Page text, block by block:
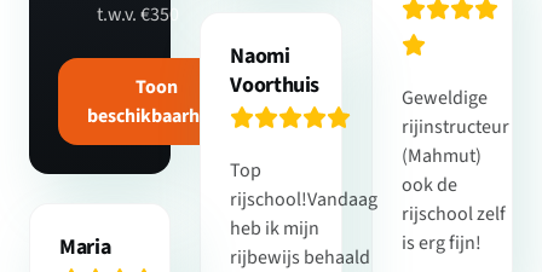
t.w.v. €350
Toon
beschikbaarheid
Geweldige
rijinstructeur
(Mahmut)
ook de
rijschool zelf
is erg fijn!
Naomi
Voorthuis
Top
rijschool!Vandaag
heb ik mijn
rijbewijs behaald
Maria